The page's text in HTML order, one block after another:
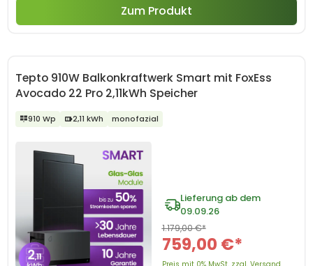
Zum Produkt
Tepto 910W Balkonkraftwerk Smart mit FoxEss
Avocado 22 Pro 2,11kWh Speicher
910 Wp 2,11 kWh monofazial
Lieferung ab dem
09.09.26
759,00 €*
1.179,00 €*